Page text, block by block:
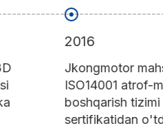
2016
Jkongmotor
ISO14001 atrof-
boshqarish tizimi
sertifikatidan